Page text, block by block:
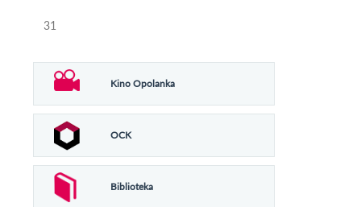
31
Kino Opolanka
OCK
Biblioteka